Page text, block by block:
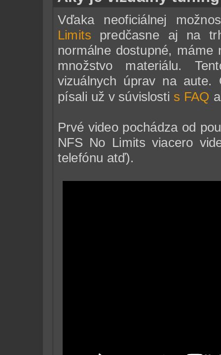
Vďaka neoficiálnej
Limits predčasne aj na
normálne dostupné, máme
množstvo materiálu.
vizuálnych úprav na
písali už v súvislosti s FAQ
Prvé video pochádza od
NFS No Limits viacero
telefónu atď).